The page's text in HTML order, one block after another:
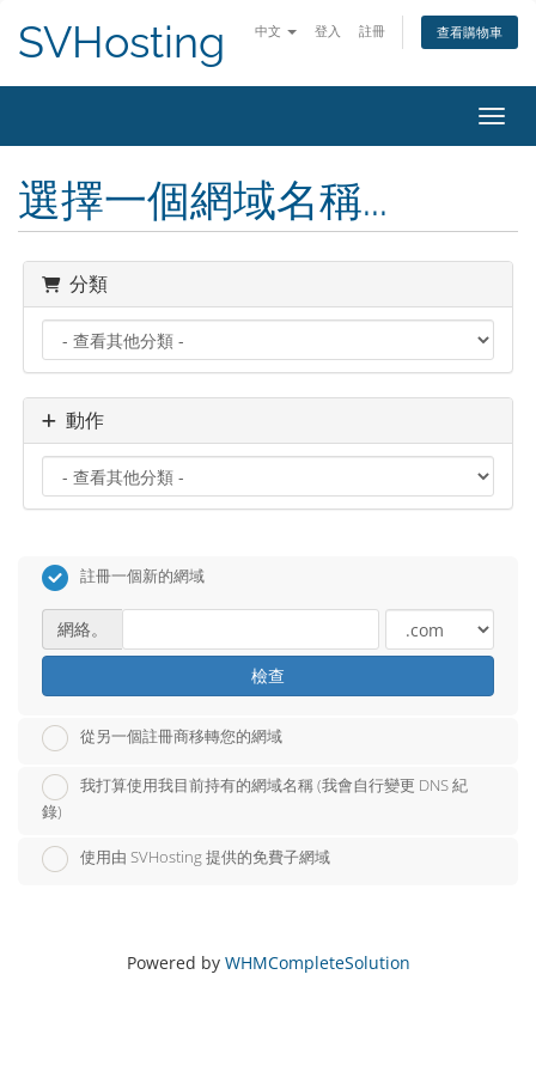
中文 登入 註冊 查看購物車
SVHosting
切換
選擇一個網域名稱...
分類
動作
註冊一個新的網域
網絡。
檢查
從另一個註冊商移轉您的網域
我打算使用我目前持有的網域名稱 (我會自行變更 DNS 紀
錄)
使用由 SVHosting 提供的免費子網域
Powered by WHMCompleteSolution